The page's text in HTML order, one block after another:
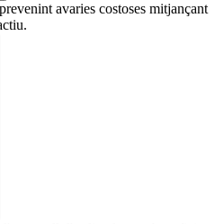
avaries costoses mitjançant